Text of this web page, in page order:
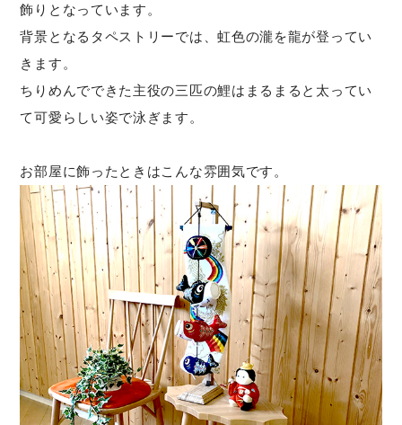
飾りとなっています。
背景となるタペストリーでは、虹色の瀧を龍が登ってい
きます。
ちりめんでできた主役の三匹の鯉はまるまると太ってい
て可愛らしい姿で泳ぎます。
お部屋に飾ったときはこんな雰囲気です。